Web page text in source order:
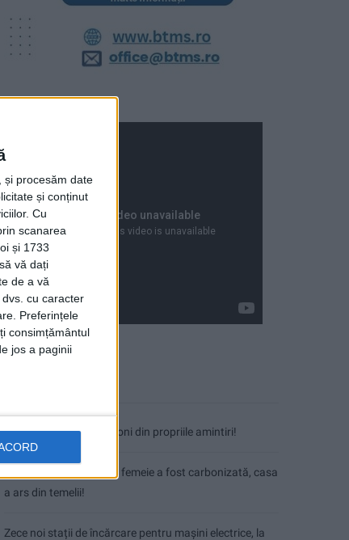
și procesăm date
și conținut
Cu
scanarea
și 1733
vă dați
de a vă
cu caracter
Preferințele
consimțământul
jos a paginii
Nimeni nu ne poate izgoni din propriile amintiri!
Tragedie la Dalboşeț! O femeie a fost carbonizată, casa
a ars din temelii!
Zece noi stații de încărcare pentru mașini electrice, la